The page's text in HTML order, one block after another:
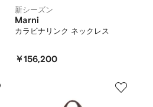
新シーズン
Marni
カラビナリンク ネックレス
￥156,200